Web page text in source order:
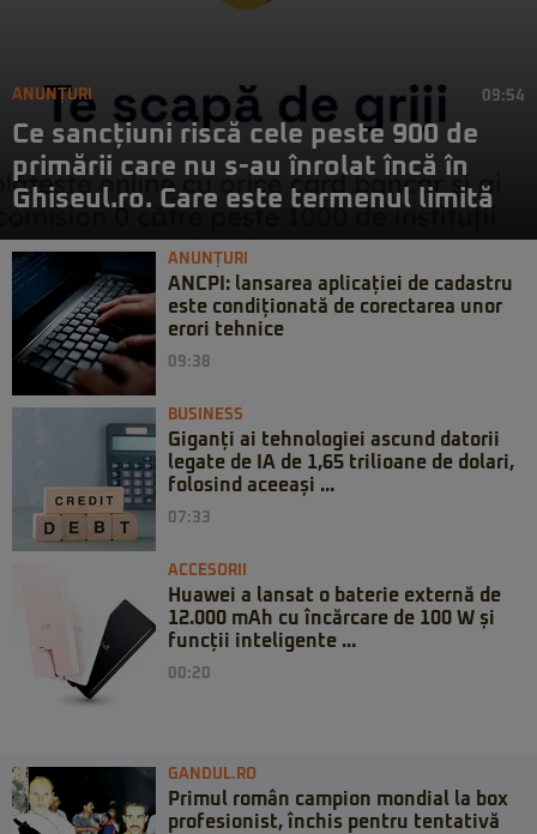
ANUNȚURI 09:54
Ce sancțiuni riscă cele peste 900 de
primării care nu s-au înrolat încă în
Ghiseul.ro. Care este termenul limită
ANUNȚURI
ANCPI: lansarea aplicației de cadastru
este condiționată de corectarea unor
erori tehnice
09:38
BUSINESS
Giganți ai tehnologiei ascund datorii
legate de IA de 1,65 trilioane de dolari,
folosind aceeași ...
07:33
ACCESORII
Huawei a lansat o baterie externă de
12.000 mAh cu încărcare de 100 W și
funcții inteligente ...
00:20
GANDUL.RO
Primul român campion mondial la box
profesionist, închis pentru tentativă